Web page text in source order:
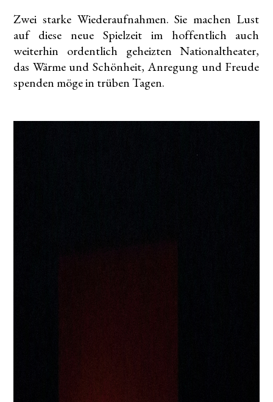
Zwei starke Wiederaufnahmen. Sie machen Lust
auf diese neue Spielzeit im hoffentlich auch
weiterhin ordentlich geheizten Nationaltheater,
das Wärme und Schönheit, Anregung und Freude
spenden möge in trüben Tagen.